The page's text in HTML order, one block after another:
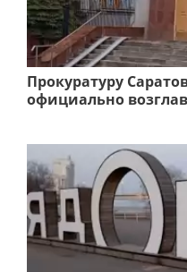
Прокуратуру
официально